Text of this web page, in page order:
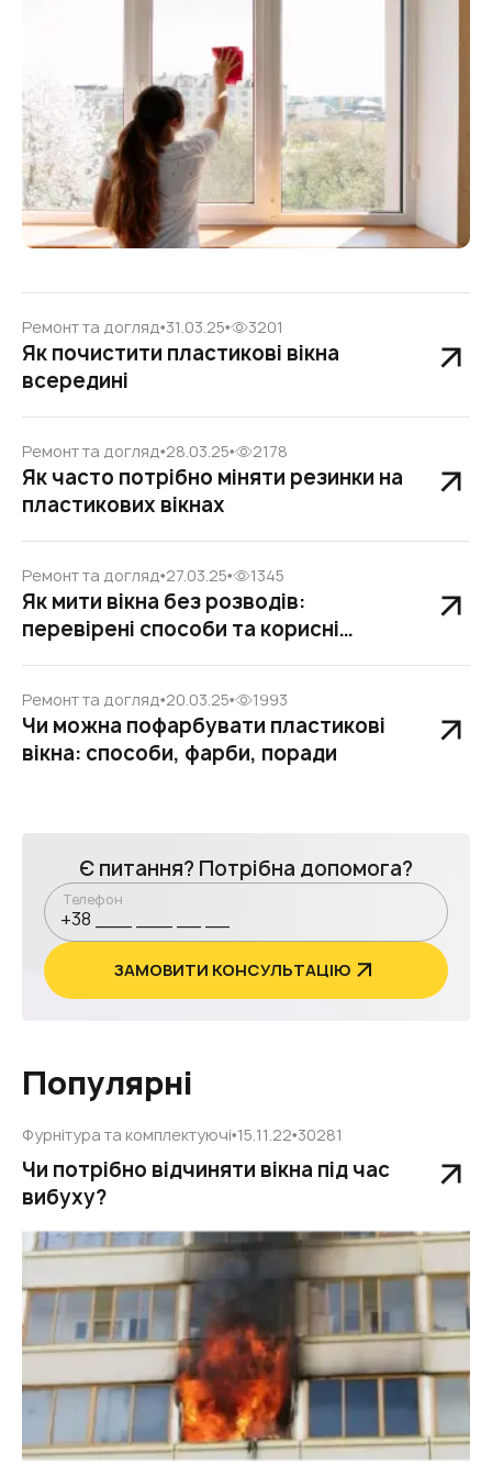
Ремонт та догляд 31.03.25 3201
Як почистити пластикові вікна
всередині
Ремонт та догляд 28.03.25 2178
Як часто потрібно міняти резинки на
пластикових вікнах
Ремонт та догляд 27.03.25 1345
Як мити вікна без розводів:
перевірені способи та корисні
Ремонт та догляд 20.03.25 1993
Чи можна пофарбувати пластикові
вікна: способи, фарби, поради
Є питання? Потрібна допомога?
Телефон
ЗАМОВИТИ КОНСУЛЬТАЦІЮ
Популярні
Фурнітура та комплектуючі 15.11.22 30281
Чи потрібно відчиняти вікна під час
вибуху?